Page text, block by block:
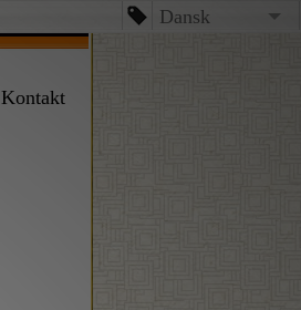
Dansk
Kontakt